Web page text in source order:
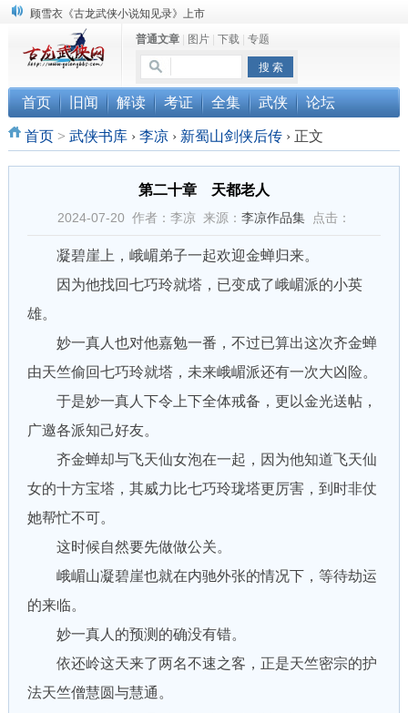
顾雪衣《古龙武侠小说知见录》上市
“武侠书库”查缺补漏活动圆满结束
《古龙小说原貌探究》修订版已上市
普通文章| 图片| 下载| 专题
首页 旧闻 解读 考证 全集 武侠 论坛
首页> 武侠书库 › 李凉 › 新蜀山剑侠后传 ›正文
第二十章 天都老人
2024-07-20 作者：李凉 来源： 李凉作品集点击：
凝碧崖上，峨嵋弟子一起欢迎金蝉归来。
因为他找回七巧玲就塔，已变成了峨嵋派的小英
雄。
妙一真人也对他嘉勉一番，不过已算出这次齐金蝉
由天竺偷回七巧玲就塔，未来峨嵋派还有一次大凶险。
于是妙一真人下令上下全体戒备，更以金光送帖，
广邀各派知己好友。
齐金蝉却与飞天仙女泡在一起，因为他知道飞天仙
女的十方宝塔，其威力比七巧玲珑塔更厉害，到时非仗
她帮忙不可。
这时候自然要先做做公关。
峨嵋山凝碧崖也就在内驰外张的情况下，等待劫运
的来临。
妙一真人的预测的确没有错。
依还岭这天来了两名不速之客，正是天竺密宗的护
法天竺僧慧圆与慧通。